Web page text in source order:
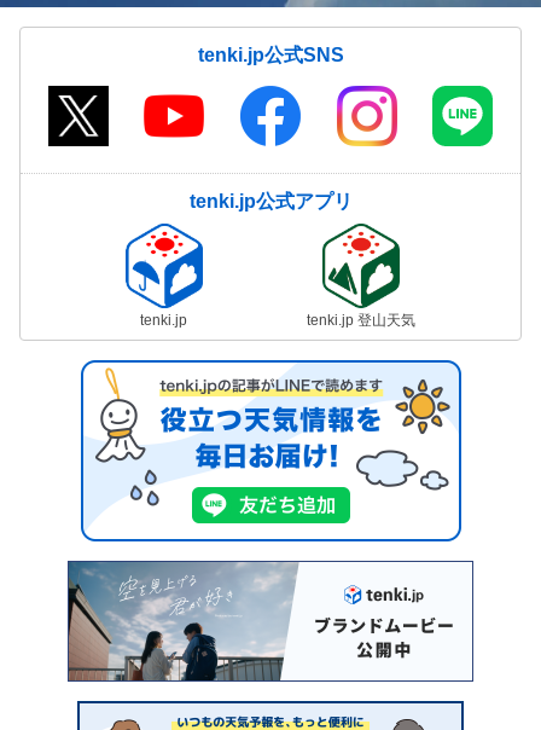
tenki.jp公式SNS
tenki.jp公式アプリ
tenki.jp tenki.jp 登山天気